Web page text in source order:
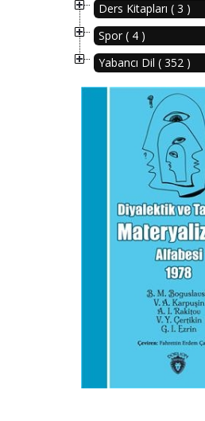
Ders Kitapları ( 3 )
Spor ( 4 )
Yabancı Dil ( 352 )